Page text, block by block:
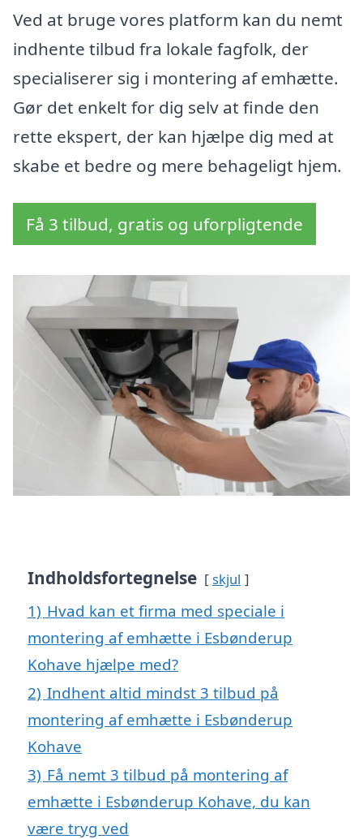
Ved at bruge vores platform kan du nemt
indhente tilbud fra lokale fagfolk, der
specialiserer sig i montering af emhætte.
Gør det enkelt for dig selv at finde den
rette ekspert, der kan hjælpe dig med at
skabe et bedre og mere behageligt hjem.
Få 3 tilbud, gratis og uforpligtende
Indholdsfortegnelse skjul
1) Hvad kan et firma med speciale i
montering af emhætte i Esbønderup
Kohave hjælpe med?
2) Indhent altid mindst 3 tilbud på
montering af emhætte i Esbønderup
Kohave
3) Få nemt 3 tilbud på montering af
emhætte i Esbønderup Kohave, du kan
være tryg ved